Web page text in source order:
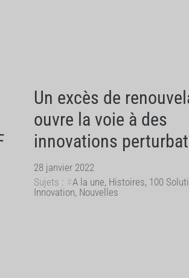
Un excès de
ouvre la voie à des
innovations
28 janvier 2022
Sujets :
A la une, Histoires, 100
Innovation, Nouvelles